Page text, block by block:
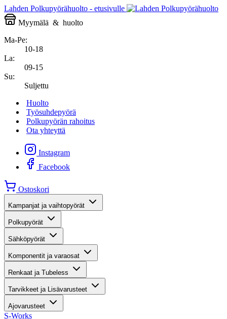
Lahden Polkupyörähuolto - etusivulle
Myymälä & huolto
Ma-Pe:
10-18
La:
09-15
Su:
Suljettu
Huolto
Työsuhdepyörä
Polkupyörän rahoitus
Ota yhteyttä
Instagram
Facebook
Ostoskori
Kampanjat ja vaihtopyörät
Polkupyörät
Sähköpyörät
Komponentit ja varaosat
Renkaat ja Tubeless
Tarvikkeet ja Lisävarusteet
Ajovarusteet
S-Works